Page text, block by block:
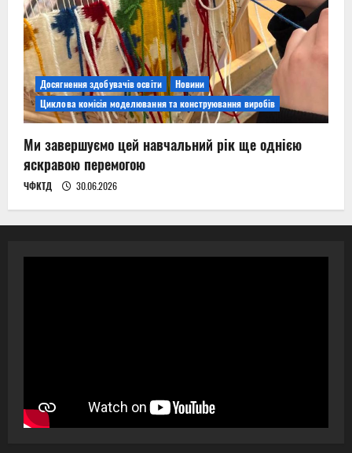
Досягнення здобувачів освіти
Новини
Циклова комісія моделювання та конструювання виробів
Ми завершуємо цей навчальний рік ще однією
яскравою перемогою
ЧФКТД 30.06.2026